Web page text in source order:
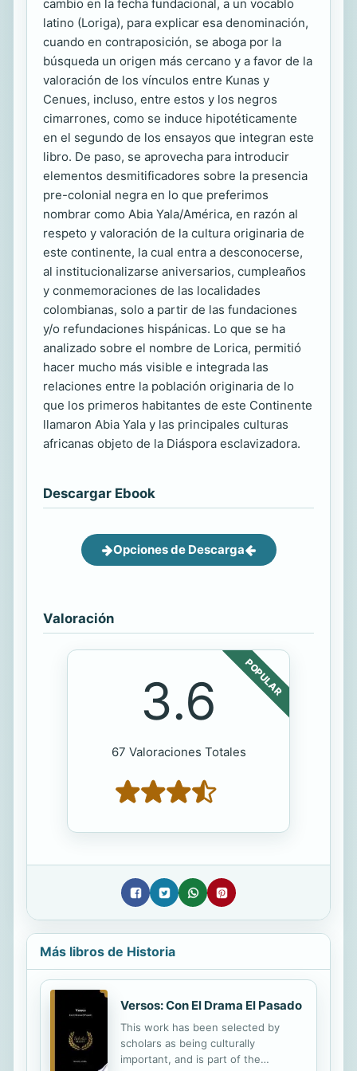
cambio en la fecha fundacional, a un vocablo
latino (Loriga), para explicar esa denominación,
cuando en contraposición, se aboga por la
búsqueda un origen más cercano y a favor de la
valoración de los vínculos entre Kunas y
Cenues, incluso, entre estos y los negros
cimarrones, como se induce hipotéticamente
en el segundo de los ensayos que integran este
libro. De paso, se aprovecha para introducir
elementos desmitificadores sobre la presencia
pre-colonial negra en lo que preferimos
nombrar como Abia Yala/América, en razón al
respeto y valoración de la cultura originaria de
este continente, la cual entra a desconocerse,
al institucionalizarse aniversarios, cumpleaños
y conmemoraciones de las localidades
colombianas, solo a partir de las fundaciones
y/o refundaciones hispánicas. Lo que se ha
analizado sobre el nombre de Lorica, permitió
hacer mucho más visible e integrada las
relaciones entre la población originaria de lo
que los primeros habitantes de este Continente
llamaron Abia Yala y las principales culturas
africanas objeto de la Diáspora esclavizadora.
Descargar Ebook
Opciones de Descarga
Valoración
POPULAR
3.6
67 Valoraciones Totales
Más libros de Historia
Versos: Con El Drama El Pasado
This work has been selected by
scholars as being culturally
important, and is part of the